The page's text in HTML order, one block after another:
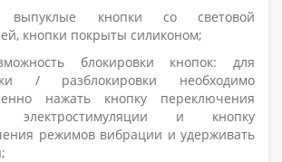
выпуклые кнопки со световой
кнопки покрыты силиконом;
блокировки кнопок: для
/ разблокировки необходимо
нажать кнопку переключения
электростимуляции и кнопку
режимов вибрации и удерживать